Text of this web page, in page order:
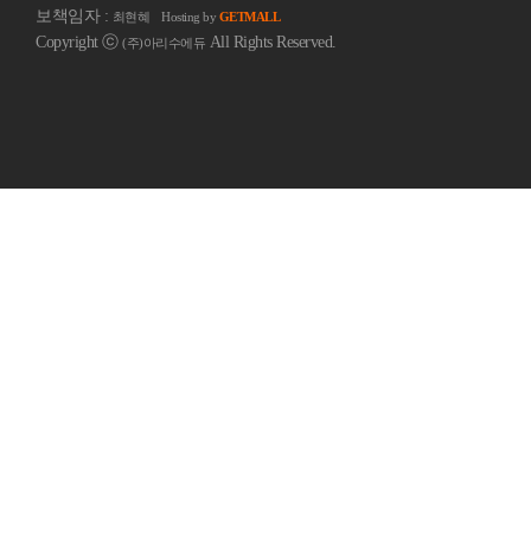
보책임자 : 최현혜 Hosting by GETMALL
Copyright ⓒ (주)아리수에듀 All Rights Reserved.